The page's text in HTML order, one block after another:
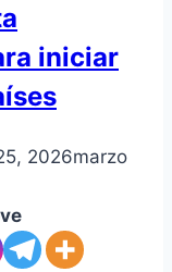
iniciar
2026marzo